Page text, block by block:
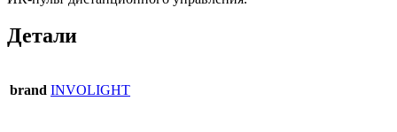
Детали
brand INVOLIGHT